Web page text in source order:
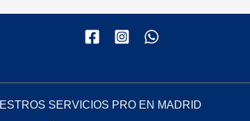
SERVICIOS PRO EN MADRID